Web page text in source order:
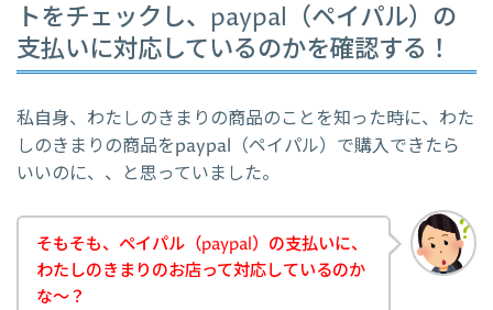
トをチェックし、paypal（ペイパル）の
支払いに対応しているのかを確認する！
私自身、わたしのきまりの商品のことを知った時に、わた
しのきまりの商品をpaypal（ペイパル）で購入できたら
いいのに、、と思っていました。
そもそも、ペイパル（paypal）の支払いに、
わたしのきまりのお店って対応しているのか
な～？